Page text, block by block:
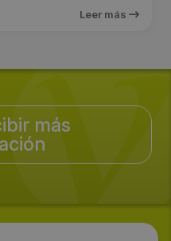
Leer más
más